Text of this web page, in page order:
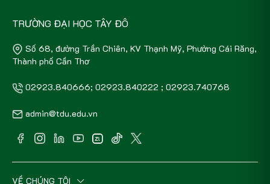
TRƯỜNG ĐẠI HỌC TÂY ĐÔ
Số 68, đường Trần Chiên, KV Thạnh Mỹ, Phường Cái Răng,
Thành phố Cần Thơ
02923.840666; 02923.840222 ; 02923.740768
admin@tdu.edu.vn
VỀ CHÚNG TÔI